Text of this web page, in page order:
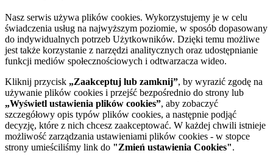
Nasz serwis używa plików cookies. Wykorzystujemy je w celu
świadczenia usług na najwyższym poziomie, w sposób dopasowany
do indywidualnych potrzeb Użytkowników. Dzięki temu możliwe
jest także korzystanie z narzędzi analitycznych oraz udostępnianie
funkcji mediów społecznościowych i odtwarzacza wideo.
Kliknij przycisk „Zaakceptuj lub zamknij”, by wyrazić zgodę na
używanie plików cookies i przejść bezpośrednio do strony lub
„Wyświetl ustawienia plików cookies”, aby zobaczyć
szczegółowy opis typów plików cookies, a następnie podjąć
decyzję, które z nich chcesz zaakceptować. W każdej chwili istnieje
możliwość zarządzania ustawieniami plików cookies - w stopce
strony umieściliśmy link do "Zmień ustawienia Cookies".